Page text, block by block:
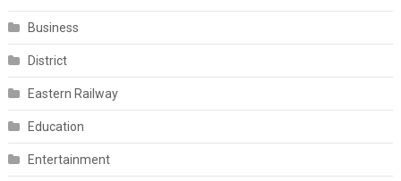
Business
District
Eastern Railway
Education
Entertainment